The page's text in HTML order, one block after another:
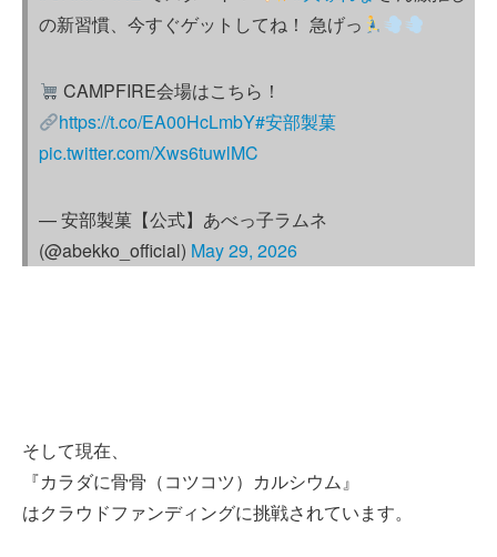
の新習慣、今すぐゲットしてね！ 急げっ
CAMPFIRE会場はこちら！
https://t.co/EA00HcLmbY#安部製菓
pic.twitter.com/Xws6tuwlMC
— 安部製菓【公式】あべっ子ラムネ
(@abekko_official) May 29, 2026
そして現在、
『カラダに骨骨（コツコツ）カルシウム』
はクラウドファンディングに挑戦されています。